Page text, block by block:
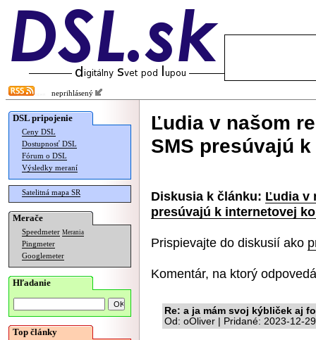
neprihlásený
DSL pripojenie
Ceny DSL
Dostupnosť DSL
Fórum o DSL
Výsledky meraní
Satelitná mapa SR
Merače
Speedmeter Merania
Pingmeter
Googlemeter
Hľadanie
Top články
Ľudia v našom
SMS presúvajú
Diskusia k článku: Ľudia v
presúvajú k internetovej
Prispievajte do diskusií ako
Komentár, na ktorý
Re: a ja mám svoj kýbliček aj
Od: oOliver | Pridané: 2023-12-